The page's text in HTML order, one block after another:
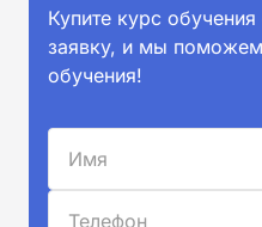
Купите курс
заявку, и мы
обучения!